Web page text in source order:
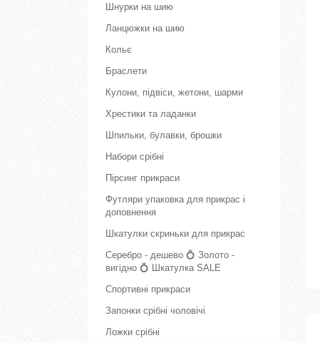
Шнурки на шию
Ланцюжки на шию
Кольє
Браслети
Кулони, підвіси, жетони, шарми
Хрестики та ладанки
Шпильки, булавки, брошки
Набори срібні
Пірсинг прикраси
Футляри упаковка для прикрас і
доповнення
Шкатулки скриньки для прикрас
Серебро - дешево 💍 Золото -
вигідно 💍 Шкатулка SALE
Спортивні прикраси
Запонки срібні чоловічі
Ложки срібні